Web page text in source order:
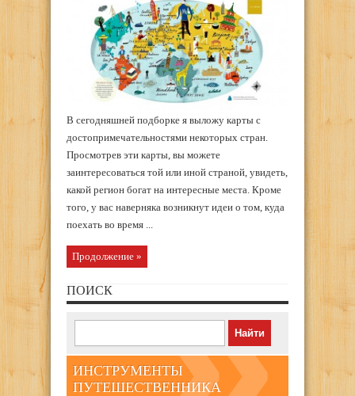
В сегодняшней подборке я выложу карты с
достопримечательностями некоторых стран.
Просмотрев эти карты, вы можете
заинтересоваться той или иной страной, увидеть,
какой регион богат на интересные места. Кроме
того, у вас наверняка возникнут идеи о том, куда
поехать во время ...
Продолжение »
ПОИСК
ИНСТРУМЕНТЫ
ПУТЕШЕСТВЕННИКА